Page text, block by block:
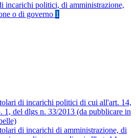
incarichi politici, di amministrazione,
o di governo 1
di incarichi politici di cui all'art. 14,
1, del dlgs n. 33/2013 (da pubblicare in
di incarichi di amministrazione, di